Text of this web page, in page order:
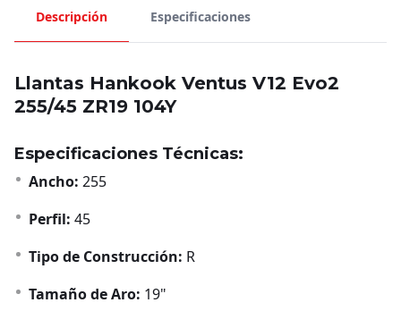
Descripción Especificaciones
Llantas Hankook Ventus V12 Evo2
255/45 ZR19 104Y
Especificaciones Técnicas:
Ancho: 255
Perfil: 45
Tipo de Construcción: R
Tamaño de Aro: 19"